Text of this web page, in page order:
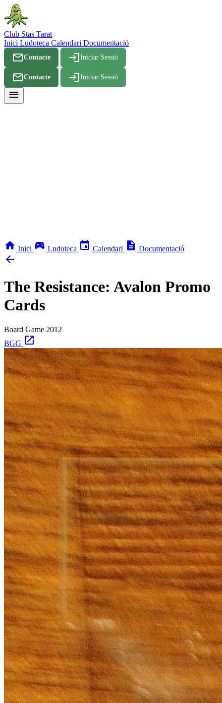
Club Stas Tarat
Inici Ludoteca Calendari Documentació
mail_outlineContacte loginIniciar Sessió
mail_outlineContacte loginIniciar Sessió
menu
home Inici sports_esports Ludoteca event Calendari description Documentació
arrow_back
The Resistance: Avalon Promo
Cards
Board Game 2012
BGG open_in_new